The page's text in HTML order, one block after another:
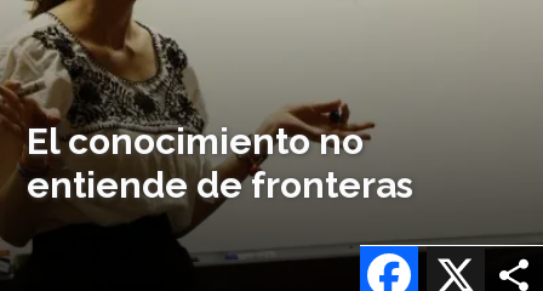
El conocimiento no
entiende de fronteras
X
Facebook